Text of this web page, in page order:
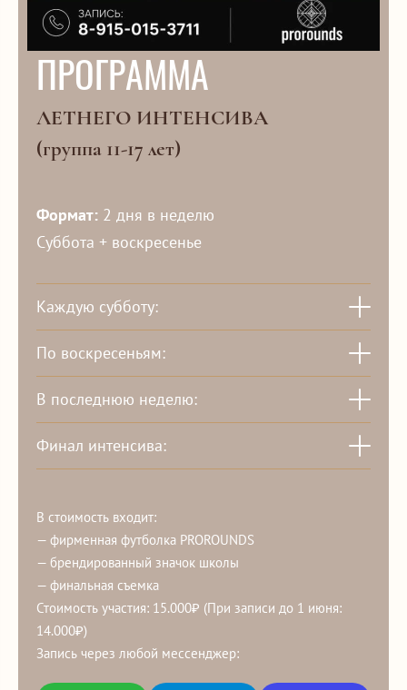
ПРОГРАММА
ЛЕТНЕГО ИНТЕНСИВА
(группа 11-17 лет)
Формат: 2 дня в неделю
Суббота + воскресенье
Каждую субботу:
По воскресеньям:
В последнюю неделю:
Финал интенсива:
В стоимость входит:
— фирменная футболка PROROUNDS
— брендированный значок школы
— финальная съемка
Стоимость участия: 15.000₽ (При записи до 1 июня:
14.000₽)
Запись через любой мессенджер: